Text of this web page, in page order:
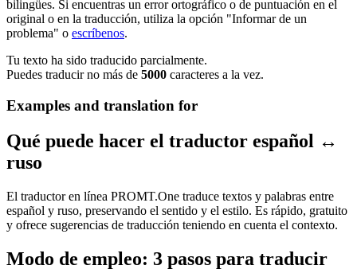
bilingües. Si encuentras un error ortográfico o de puntuación en el
original o en la traducción, utiliza la opción "Informar de un
problema" o escríbenos.
Tu texto ha sido traducido parcialmente.
Puedes traducir no más de 5000 caracteres a la vez.
Examples and translation for
Qué puede hacer el traductor español ↔
ruso
El traductor en línea PROMT.One traduce textos y palabras entre
español y ruso, preservando el sentido y el estilo. Es rápido, gratuito
y ofrece sugerencias de traducción teniendo en cuenta el contexto.
Modo de empleo: 3 pasos para traducir